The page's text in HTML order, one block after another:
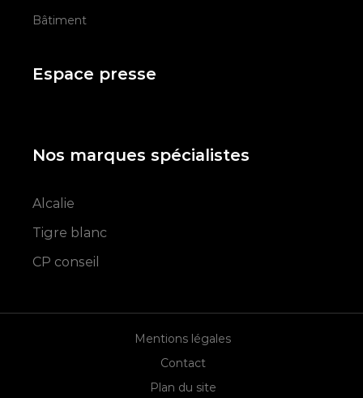
Bâtiment
Espace presse
Nos marques spécialistes
Alcalie
Tigre blanc
CP conseil
Mentions légales
Contact
Plan du site